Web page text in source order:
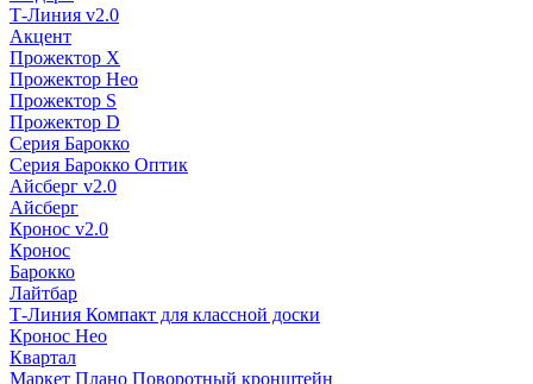
Т-Линия v2.0
Акцент
Прожектор X
Прожектор Нео
Прожектор S
Прожектор D
Серия Барокко
Серия Барокко Оптик
Айсберг v2.0
Айсберг
Кронос v2.0
Кронос
Барокко
Лайтбар
Т-Линия Компакт для классной доски
Кронос Нео
Квартал
Маркет Плано Поворотный кронштейн